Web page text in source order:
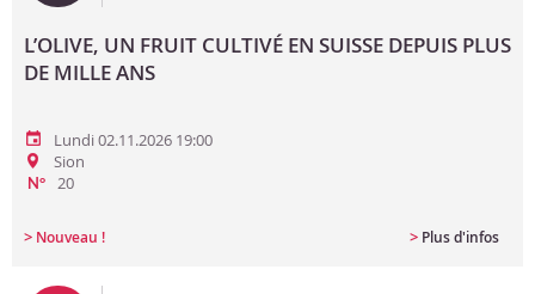
L’OLIVE, UN FRUIT CULTIVÉ EN SUISSE DEPUIS PLUS
DE MILLE ANS
Lundi 02.11.2026 19:00
Sion
N° 20
> Nouveau ! > Plus d'infos